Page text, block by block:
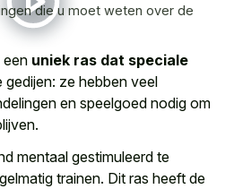
die u moet weten over de
een uniek ras dat speciale
gedijen: ze hebben veel
en speelgoed nodig om
mentaal gestimuleerd te
trainen. Dit ras heeft de